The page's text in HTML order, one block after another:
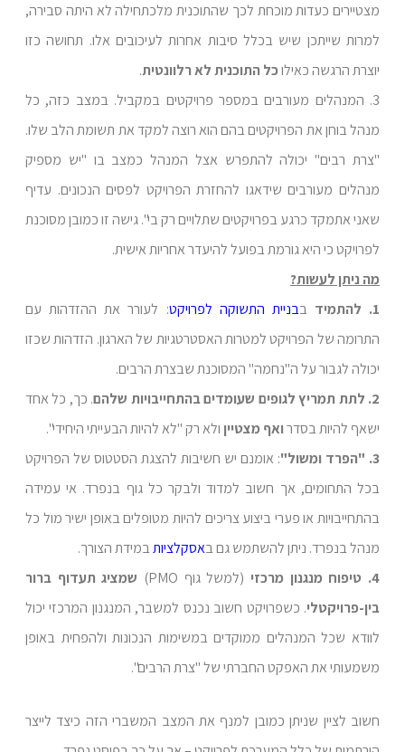
מצטיירים כעדות מוכחת לכך שהתוכנית מלכתחילה לא היתה סבירה,
למרות שייתכן שיש בכלל סיבות אחרות לעיכובים אלו. תחושה כזו
יוצרת הרגשה כאילוכל התוכנית לא רלוונטית.
3. המנהלים מעורבים במספר פרויקטים במקביל. במצב כזה, כל
מנהל בוחן את הפרויקטים בהם הוא רוצה למקד את תשומת הלב שלו.
"צרת רבים" יכולה להתפרש אצל המנהל כמצב בו "יש מספיק
מנהלים מעורבים שידאגו להחזרת הפרויקט לפסים הנכונים. עדיף
שאני אתמקד כרגע בפרויקטים שתלויים רק בי". גישה זו כמובן מסוכנת
לפרויקט כי היא גורמת בפועל להיעדר אחריות אישית.
מה ניתן לעשות?
1. להתמיד
בבניית התשוקה לפרויקט: לעורר את ההזדהות עם
התרומה של הפרויקט למטרות האסטרטגיות של הארגון. הזדהות שכזו
יכולה לגבור על ה"נחמה" המסוכנת שבצרת הרבים.
2. לתת תמריץ לגופים שעומדים בהתחייבויות שלהם
. כך, כל אחד
ישאף להיות בסדרואף מצטיין ולא רק "לא להיות הבעייתי היחידי".
3. "הפרד ומשול"
: אומנם יש חשיבות להצגת הסטטוס של הפרויקט
בכל התחומים, אך חשוב למדוד ולבקר כל גוף בנפרד. אי עמידה
בהתחייבויות או פערי ביצוע צריכים להיות מטופלים באופן ישיר מול כל
מנהל בנפרד. ניתן להשתמש גם באסקלציותבמידת הצורך.
4. טיפוח מנגנון מרכזי
(למשל גוף PMO)
שמציג תעדוף ברור
בין-פרויקטלי. כשפרויקט חשוב נכנס למשבר, המנגנון המרכזי יכול
לוודא שכל המנהלים ממוקדים במשימות הנכונות ולהפחית באופן
משמעותי את האפקט החברתי של "צרת הרבים".
חשוב לציין שניתן כמובן למנף את המצב המשברי הזה כיצד לייצר